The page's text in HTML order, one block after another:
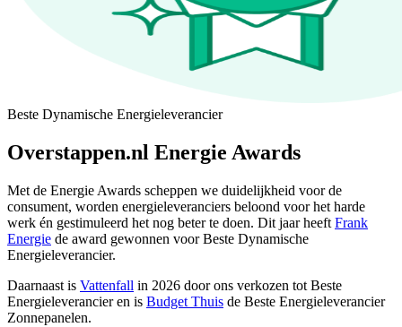
Beste Dynamische Energieleverancier
Overstappen.nl Energie Awards
Met de Energie Awards scheppen we duidelijkheid voor de
consument, worden energieleveranciers beloond voor het harde
werk én gestimuleerd het nog beter te doen. Dit jaar heeft Frank
Energie de award gewonnen voor Beste Dynamische
Energieleverancier.
Daarnaast is Vattenfall in 2026 door ons verkozen tot Beste
Energieleverancier en is Budget Thuis de Beste Energieleverancier
Zonnepanelen.